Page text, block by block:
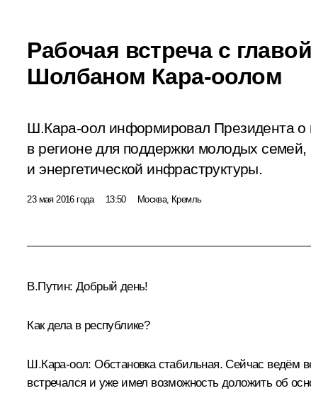
Рабочая встреча с
Шолбаном Кара-оолом
Ш.Кара-оол информировал Президента
в регионе для поддержки молодых семей,
и энергетической инфраструктуры.
23 мая 2016 года 13:50 Москва, Кремль
В.Путин: Добрый день!
Как дела в республике?
Ш.Кара-оол: Обстановка стабильная. Сейчас ведём
встречался и уже имел возможность доложить об